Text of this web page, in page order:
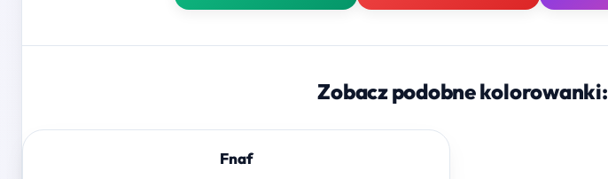
Zobacz podobne kolorowanki:
Fnaf